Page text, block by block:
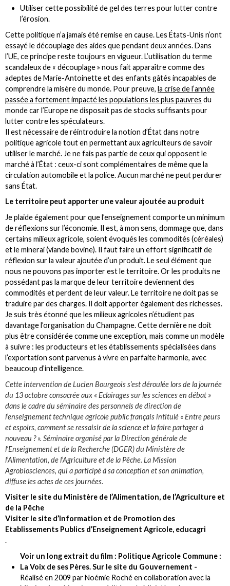
Utiliser cette possibilité de gel des terres pour lutter contre
l’érosion.
Cette politique n’a jamais été remise en cause. Les États-Unis n’ont
essayé le découplage des aides que pendant deux années. Dans
l’UE, ce principe reste toujours en vigueur. L’utilisation du terme
scandaleux de « découplage » nous fait apparaître comme des
adeptes de Marie-Antoinette et des enfants gâtés incapables de
comprendre la misère du monde. Pour preuve, la crise de l’année
passée a fortement impacté les populations les plus pauvres du
monde car l’Europe ne disposait pas de stocks suffisants pour
lutter contre les spéculateurs.
Il est nécessaire de réintroduire la notion d’État dans notre
politique agricole tout en permettant aux agriculteurs de savoir
utiliser le marché. Je ne fais pas partie de ceux qui opposent le
marché à l’État : ceux-ci sont complémentaires de même que la
circulation automobile et la police. Aucun marché ne peut perdurer
sans État.
Le territoire peut apporter une valeur ajoutée au produit
Je plaide également pour que l’enseignement comporte un minimum
de réflexions sur l’économie. Il est, à mon sens, dommage que, dans
certains milieux agricole, soient évoqués les commodités (céréales)
et le minerai (viande bovine). Il faut faire un effort significatif de
réflexion sur la valeur ajoutée d’un produit. Le seul élément que
nous ne pouvons pas importer est le territoire. Or les produits ne
possédant pas la marque de leur territoire deviennent des
commodités et perdent de leur valeur. Le territoire ne doit pas se
traduire par des charges. Il doit apporter également des richesses.
Je suis très étonné que les milieux agricoles n’étudient pas
davantage l’organisation du Champagne. Cette dernière ne doit
plus être considérée comme une exception, mais comme un modèle
à suivre : les producteurs et les établissements spécialisées dans
l’exportation sont parvenus à vivre en parfaite harmonie, avec
beaucoup d’intelligence.
Cette intervention de Lucien Bourgeois s’est déroulée lors de la journée
du 13 octobre consacrée aux « Eclairages sur les sciences en débat »
dans le cadre du séminaire des personnels de direction de
l’enseignement technique agricole public français intitulé « Entre peurs
et espoirs, comment se ressaisir de la science et la faire partager à
nouveau ? ». Séminaire organisé par la Direction générale de
l’Enseignement et de la Recherche (DGER) du Ministère de
l’Alimentation, de l’Agriculture et de la Pêche. La Mission
Agrobiosciences, qui a participé à sa conception et son animation,
diffuse les actes de ces journées.
Visiter le site du Ministère de l’Alimentation, de l’Agriculture et
de la Pêche
Visiter le site d’Information et de Promotion des
Etablissements Publics d’Enseignement Agricole, educagri
.
Voir un long extrait du film : Politique Agricole Commune :
La Voix de ses Pères. Sur le site du Gouvernement -
Réalisé en 2009 par Noémie Roché en collaboration avec la